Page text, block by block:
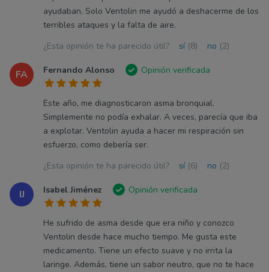
ayudaban. Solo Ventolin me ayudó a deshacerme de los
terribles ataques y la falta de aire.
¿Esta opinión te ha parecido útil?
sí (8) no (2)
FA Fernando Alonso Opinión verificada
Este año, me diagnosticaron asma bronquial.
Simplemente no podía exhalar. A veces, parecía que iba
a explotar. Ventolin ayuda a hacer mi respiración sin
esfuerzo, como debería ser.
¿Esta opinión te ha parecido útil?
sí (6) no (2)
IJ Isabel Jiménez Opinión verificada
He sufrido de asma desde que era niño y conozco
Ventolin desde hace mucho tiempo. Me gusta este
medicamento. Tiene un efecto suave y no irrita la
laringe. Además, tiene un sabor neutro, que no te hace